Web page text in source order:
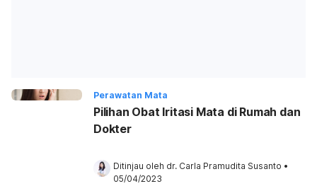
Perawatan Mata
Pilihan Obat Iritasi Mata di Rumah dan
Dokter
Ditinjau oleh dr. Carla Pramudita Susanto •
05/04/2023